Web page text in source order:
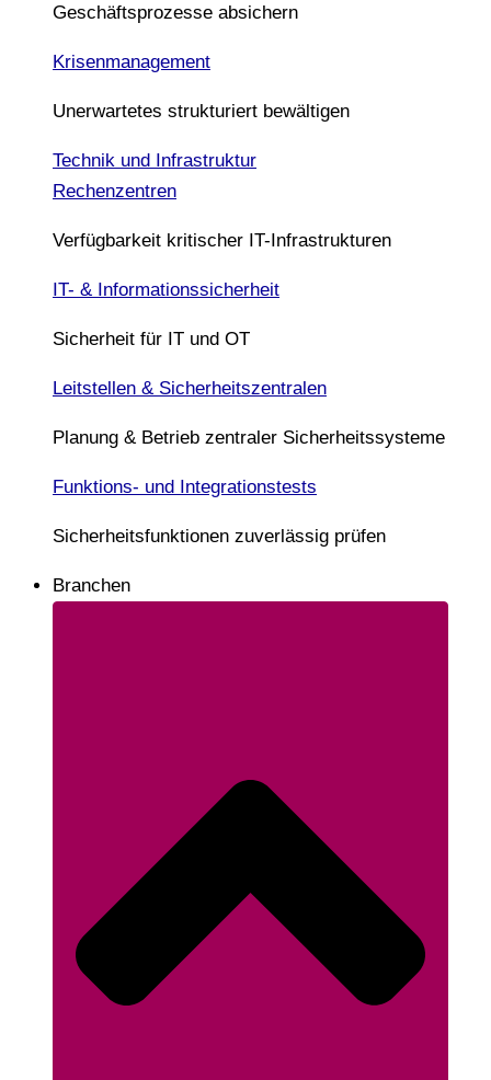
Geschäftsprozesse absichern
Krisenmanagement
Unerwartetes strukturiert bewältigen
Technik und Infrastruktur
Rechenzentren
Verfügbarkeit kritischer IT-Infrastrukturen
IT- & Informationssicherheit
Sicherheit für IT und OT
Leitstellen & Sicherheitszentralen
Planung & Betrieb zentraler Sicherheitssysteme
Funktions- und Integrationstests
Sicherheitsfunktionen zuverlässig prüfen
Branchen